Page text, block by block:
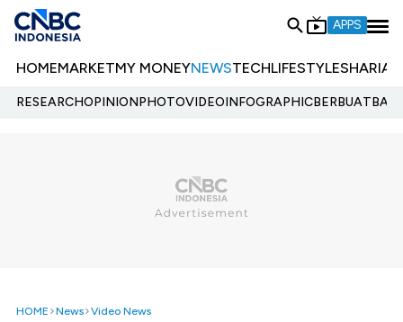
APPS
HOMEMARKETMY MONEYNEWSTECHLIFESTYLESHARIA
RESEARCHOPINIONPHOTOVIDEOINFOGRAPHIC
HOME News Video News